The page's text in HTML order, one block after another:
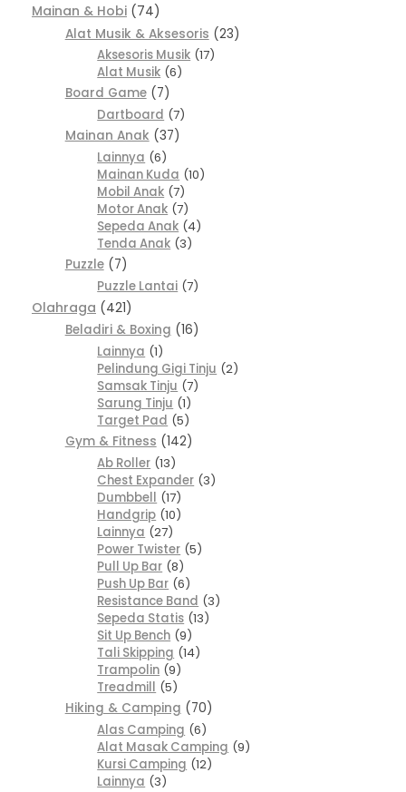
Mainan & Hobi 74
Alat Musik & Aksesoris
23
Aksesoris Musik 17
Alat Musik 6
Board Game
7
Dartboard 7
Mainan Anak
37
Lainnya 6
Mainan Kuda 10
Mobil Anak 7
Motor Anak 7
Sepeda Anak 4
Tenda Anak 3
Puzzle
7
Puzzle Lantai 7
Olahraga 421
Beladiri & Boxing
16
Lainnya 1
Pelindung Gigi Tinju 2
Samsak Tinju 7
Sarung Tinju 1
Target Pad 5
Gym & Fitness
142
Ab Roller 13
Chest Expander 3
Dumbbell 17
Handgrip 10
Lainnya 27
Power Twister 5
Pull Up Bar 8
Push Up Bar 6
Resistance Band 3
Sepeda Statis 13
Sit Up Bench 9
Tali Skipping 14
Trampolin 9
Treadmill 5
Hiking & Camping
70
Alas Camping 6
Alat Masak Camping 9
Kursi Camping 12
Lainnya 3